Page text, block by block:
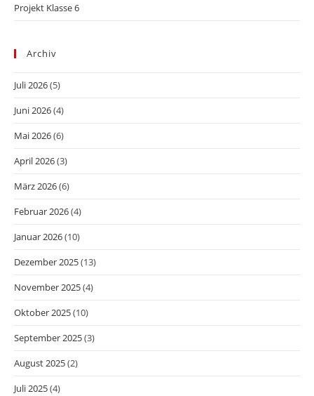
Projekt Klasse 6
Archiv
Juli 2026(5)
Juni 2026(4)
Mai 2026(6)
April 2026(3)
März 2026(6)
Februar 2026(4)
Januar 2026(10)
Dezember 2025(13)
November 2025(4)
Oktober 2025(10)
September 2025(3)
August 2025(2)
Juli 2025(4)